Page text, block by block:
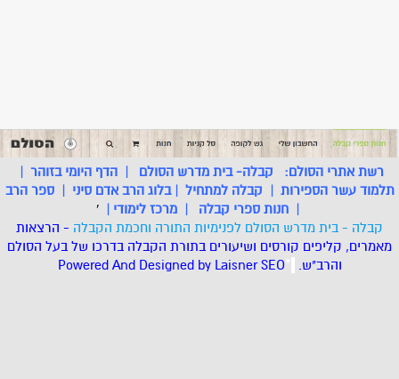
רשת אתרי הסולם: קבלה- בית מדרש הסולם |הדף היומי בזוהר
תלמוד עשר הספירות
קבלה למתחיל |בלוג הרב אדם סיני |ספר הרב
חנות ספרי קבלה מרכז לימודי
'
קבלה - בית מדרש הסולם לפנימיות התורה וחכמת הקבלה - הרצאות
מאמרים, קליפים קורסים ושיעורים בתורת הקבלה בדרכו של בעל הסולם
והרב"ש. *
Powered And Designed by LaisnerSEO